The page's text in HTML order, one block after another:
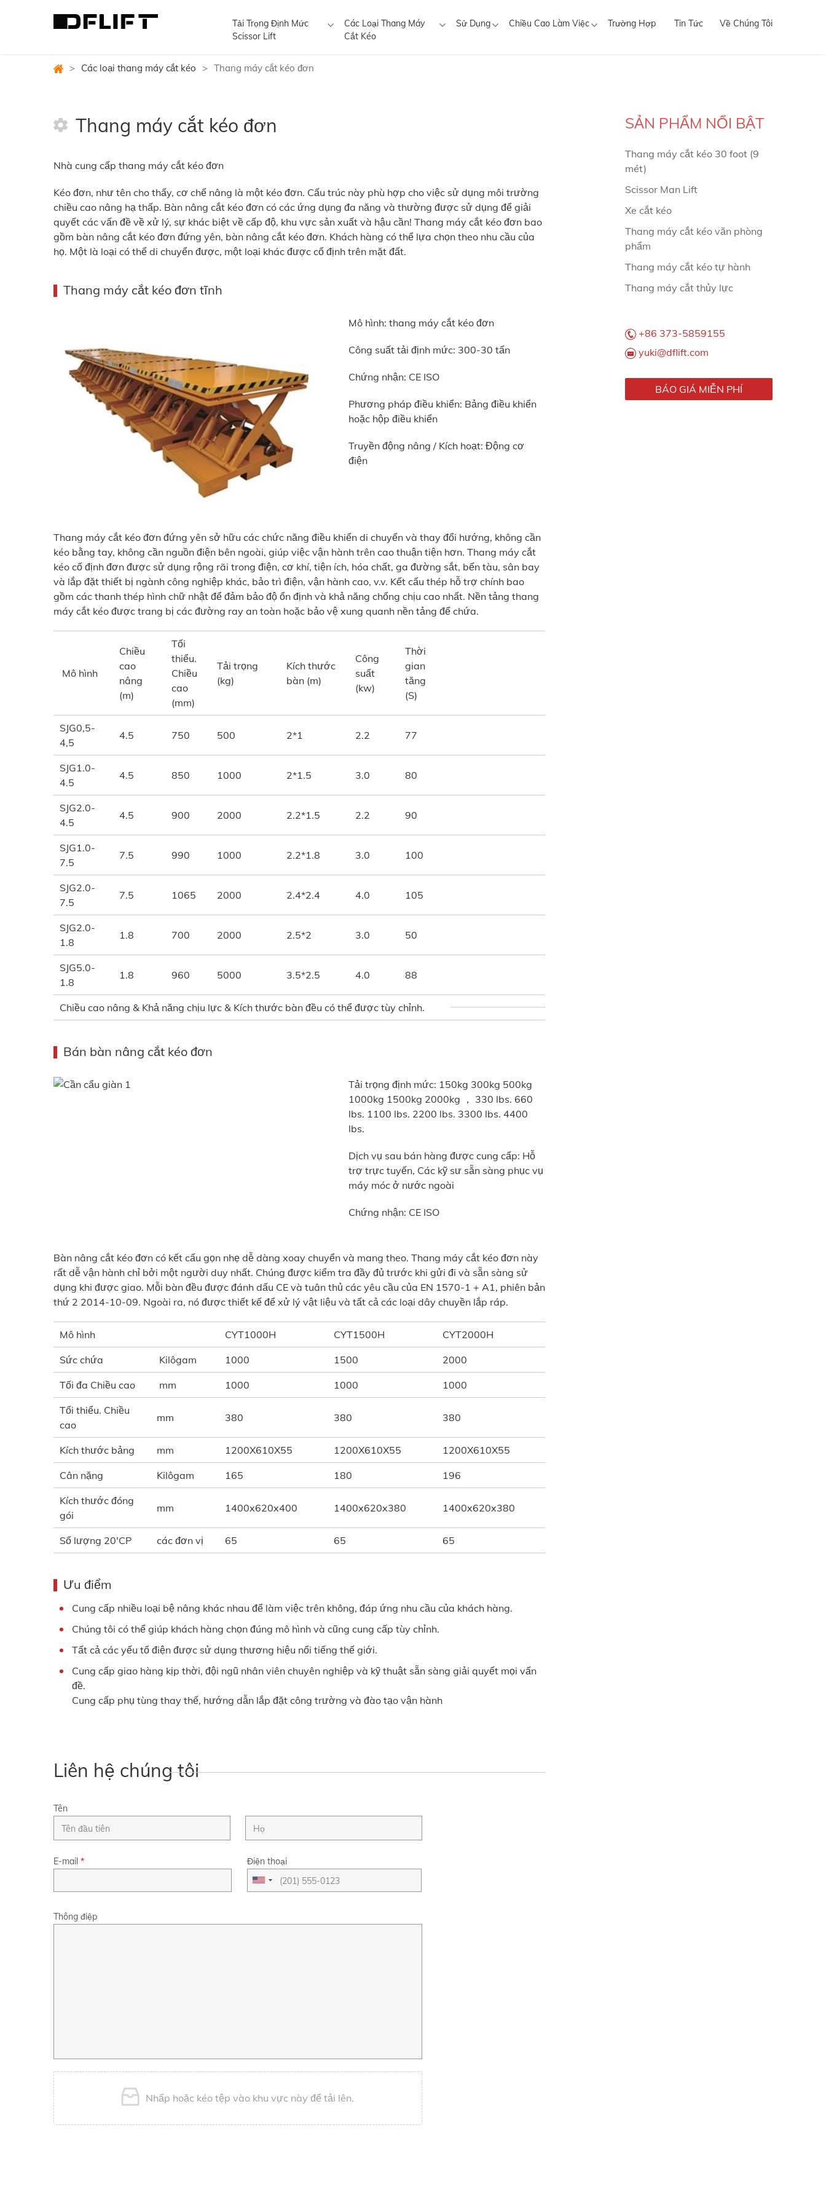
Tải Trọng Định Mức
Scissor Lift
Các Loại Thang Máy
Cắt Kéo
Sử Dụng Chiều Cao Làm Việc Trường Hợp Tin Tức Về Chúng Tôi
> Các loại thang máy cắt kéo > Thang máy cắt kéo đơn
Thang máy cắt kéo đơn
Nhà cung cấp thang máy cắt kéo đơn
Kéo đơn, như tên cho thấy, cơ chế nâng là một kéo đơn. Cấu trúc này phù hợp cho việc sử dụng môi trường
chiều cao nâng hạ thấp. Bàn nâng cắt kéo đơn có các ứng dụng đa năng và thường được sử dụng để giải
quyết các vấn đề về xử lý, sự khác biệt về cấp độ, khu vực sản xuất và hậu cần! Thang máy cắt kéo đơn bao
gồm bàn nâng cắt kéo đơn đứng yên, bàn nâng cắt kéo đơn. Khách hàng có thể lựa chọn theo nhu cầu của
họ. Một là loại có thể di chuyển được, một loại khác được cố định trên mặt đất.
Thang máy cắt kéo đơn tĩnh
Mô hình: thang máy cắt kéo đơn
Công suất tải định mức: 300-30 tấn
Chứng nhận: CE ISO
Phương pháp điều khiển: Bảng điều khiển
hoặc hộp điều khiển
Truyền động nâng / Kích hoạt: Động cơ
điện
Thang máy cắt kéo đơn đứng yên sở hữu các chức năng điều khiển di chuyển và thay đổi hướng, không cần
kéo bằng tay, không cần nguồn điện bên ngoài, giúp việc vận hành trên cao thuận tiện hơn. Thang máy cắt
kéo cố định đơn được sử dụng rộng rãi trong điện, cơ khí, tiện ích, hóa chất, ga đường sắt, bến tàu, sân bay
và lắp đặt thiết bị ngành công nghiệp khác, bảo trì điện, vận hành cao, v.v. Kết cấu thép hỗ trợ chính bao
gồm các thanh thép hình chữ nhật để đảm bảo độ ổn định và khả năng chống chịu cao nhất. Nền tảng thang
máy cắt kéo được trang bị các đường ray an toàn hoặc bảo vệ xung quanh nền tảng để chứa.
Mô hình
Chiều
cao
nâng
(m)
Tối
thiểu.
Chiều
cao
(mm)
Tải trọng
(kg)
Kích thước
bàn (m)
Công
suất
(kw)
Thời
gian
tăng
(S)
SJG0,5-
4,5
4.5 750 500 2*1 2.2 77
SJG1.0-
4.5
4.5 850 1000 2*1.5 3.0 80
SJG2.0-
4.5
4.5 900 2000 2.2*1.5 2.2 90
SJG1.0-
7.5
7.5 990 1000 2.2*1.8 3.0 100
SJG2.0-
7.5
7.5 1065 2000 2.4*2.4 4.0 105
SJG2.0-
1.8
1.8 700 2000 2.5*2 3.0 50
SJG5.0-
1.8
1.8 960 5000 3.5*2.5 4.0 88
Chiều cao nâng & Khả năng chịu lực & Kích thước bàn đều có thể được tùy chỉnh.
Bán bàn nâng cắt kéo đơn
Tải trọng định mức: 150kg 300kg 500kg
1000kg 1500kg 2000kg ， 330 lbs. 660
lbs. 1100 lbs. 2200 lbs. 3300 lbs. 4400
lbs.
Dịch vụ sau bán hàng được cung cấp: Hỗ
trợ trực tuyến, Các kỹ sư sẵn sàng phục vụ
máy móc ở nước ngoài
Chứng nhận: CE ISO
Bàn nâng cắt kéo đơn có kết cấu gọn nhẹ dễ dàng xoay chuyển và mang theo. Thang máy cắt kéo đơn này
rất dễ vận hành chỉ bởi một người duy nhất. Chúng được kiểm tra đầy đủ trước khi gửi đi và sẵn sàng sử
dụng khi được giao. Mỗi bàn đều được đánh dấu CE và tuân thủ các yêu cầu của EN 1570-1 + A1, phiên bản
thứ 2 2014-10-09. Ngoài ra, nó được thiết kế để xử lý vật liệu và tất cả các loại dây chuyền lắp ráp.
Mô hình CYT1000H CYT1500H CYT2000H
Sức chứa Kilôgam 1000 1500 2000
Tối đa Chiều cao mm 1000 1000 1000
Tối thiểu. Chiều
cao
mm 380 380 380
Kích thước bảng mm 1200X610X55 1200X610X55 1200X610X55
Cân nặng Kilôgam 165 180 196
Kích thước đóng
gói
mm 1400x620x400 1400x620x380 1400x620x380
Số lượng 20'CP các đơn vị 65 65 65
Ưu điểm
Cung cấp nhiều loại bệ nâng khác nhau để làm việc trên không, đáp ứng nhu cầu của khách hàng.
Chúng tôi có thể giúp khách hàng chọn đúng mô hình và cũng cung cấp tùy chỉnh.
Tất cả các yếu tố điện được sử dụng thương hiệu nổi tiếng thế giới.
Cung cấp giao hàng kịp thời, đội ngũ nhân viên chuyên nghiệp và kỹ thuật sẵn sàng giải quyết mọi vấn
đề.
Cung cấp phụ tùng thay thế, hướng dẫn lắp đặt công trường và đào tạo vận hành
Liên hệ chúng tôi
Tên
E-mail * Điện thoại
Thông điệp
Nhấp hoặc kéo tệp vào khu vực này để tải lên.
SẢN PHẨM NỔI BẬT
Thang máy cắt kéo 30 foot (9
mét)
Scissor Man Lift
Xe cắt kéo
Thang máy cắt kéo văn phòng
phẩm
Thang máy cắt kéo tự hành
Thang máy cắt thủy lực
+86 373-5859155
yuki@dflift.com
BÁO GIÁ MIỄN PHÍ